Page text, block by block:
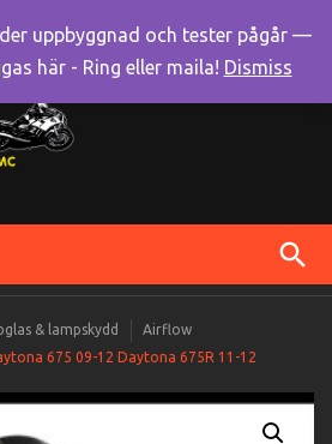
& lampskydd
Airflow
675 09-12 Daytona 675R 11-12
uppbyggnad och tester pågår —
här - Ring eller maila! Dismiss